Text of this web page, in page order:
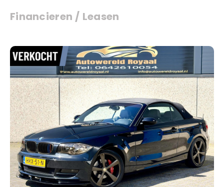
Financieren / Leasen